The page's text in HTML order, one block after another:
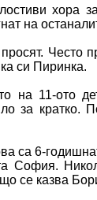
хора
на
Често
си Пиринка.
на 11-ото
за кратко.
са 6-
София.
се казва